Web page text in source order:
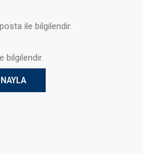
ile bilgilendir.
bilgilendir.